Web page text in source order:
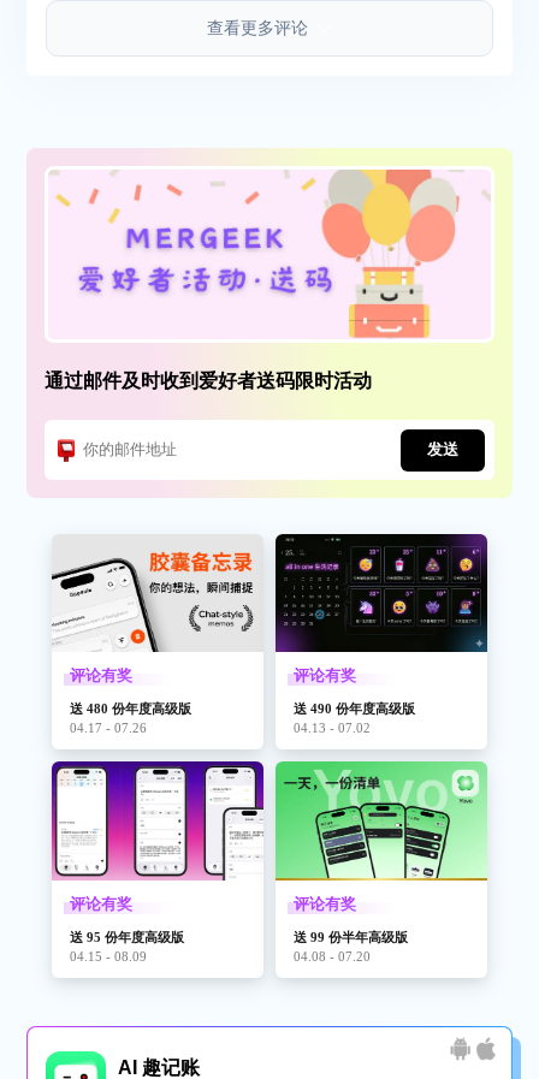
查看更多评论
通过邮件及时收到爱好者送码限时活动
发送
评论有奖
送 480 份年度高级版
04.17 - 07.26
评论有奖
送 490 份年度高级版
04.13 - 07.02
评论有奖
送 95 份年度高级版
04.15 - 08.09
评论有奖
送 99 份半年高级版
04.08 - 07.20
AI 趣记账